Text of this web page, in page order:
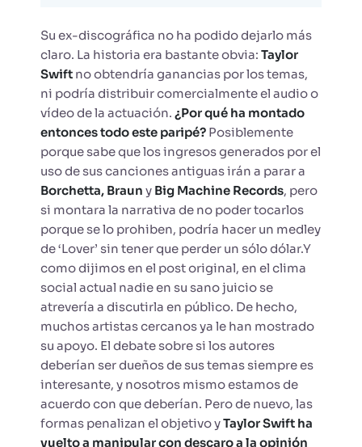
Su ex-discográfica no ha podido dejarlo más
claro. La historia era bastante obvia: Taylor
Swift no obtendría ganancias por los temas,
ni podría distribuir comercialmente el audio o
vídeo de la actuación. ¿Por qué ha montado
entonces todo este paripé? Posiblemente
porque sabe que los ingresos generados por el
uso de sus canciones antiguas irán a parar a
Borchetta, Braun y Big Machine Records, pero
si montara la narrativa de no poder tocarlos
porque se lo prohiben, podría hacer un medley
de ‘Lover’ sin tener que perder un sólo dólar.Y
como dijimos en el post original, en el clima
social actual nadie en su sano juicio se
atrevería a discutirla en público. De hecho,
muchos artistas cercanos ya le han mostrado
su apoyo. El debate sobre si los autores
deberían ser dueños de sus temas siempre es
interesante, y nosotros mismo estamos de
acuerdo con que deberían. Pero de nuevo, las
formas penalizan el objetivo yTaylor Swift ha
vuelto a manipular con descaro a la opinión